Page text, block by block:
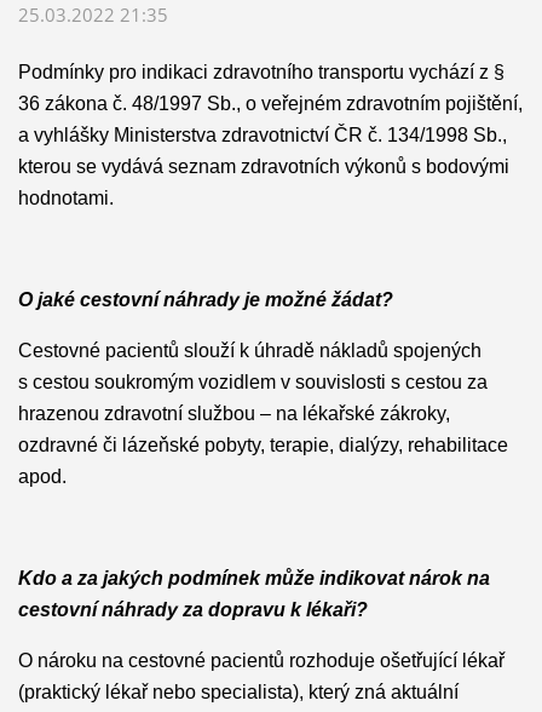
25.03.2022 21:35
Podmínky pro indikaci zdravotního transportu vychází z §
36 zákona č. 48/1997 Sb., o veřejném zdravotním pojištění,
a vyhlášky Ministerstva zdravotnictví ČR č. 134/1998 Sb.,
kterou se vydává seznam zdravotních výkonů s bodovými
hodnotami.
O jaké cestovní náhrady je možné žádat?
Cestovné pacientů slouží k úhradě nákladů spojených
s cestou soukromým vozidlem v souvislosti s cestou za
hrazenou zdravotní službou – na lékařské zákroky,
ozdravné či lázeňské pobyty, terapie, dialýzy, rehabilitace
apod.
Kdo a za jakých podmínek může indikovat nárok na
cestovní náhrady za dopravu k lékaři?
O nároku na cestovné pacientů rozhoduje ošetřující lékař
(praktický lékař nebo specialista), který zná aktuální